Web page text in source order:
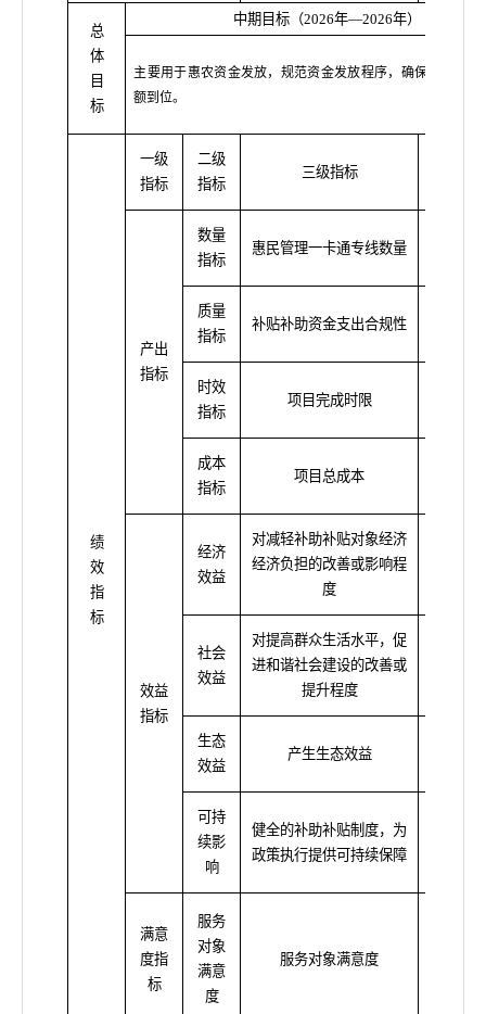
总
体
目
标
中期目标（2026年—2026年）
主要用于惠农资金发放，规范资金发放程序，确保惠民资金
额到位。
绩
效
指
标
一级
指标
二级
指标
三级指标
产出
指标
数量
指标
惠民管理一卡通专线数量
质量
指标
补贴补助资金支出合规性
时效
指标
项目完成时限
成本
指标
项目总成本
效益
指标
经济
效益
对减轻补助补贴对象经济
经济负担的改善或影响程
度
社会
效益
对提高群众生活水平，促
进和谐社会建设的改善或
提升程度
生态
效益
产生生态效益
可持
续影
响
健全的补助补贴制度，为
政策执行提供可持续保障
满意
度指
标
服务
对象
满意
度
服务对象满意度